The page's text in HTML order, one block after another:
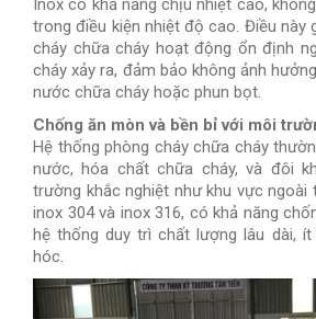
Inox có khả năng chịu nhiệt cao,
trong điều kiện nhiệt độ cao. Điều này
cháy chữa cháy hoạt động ổn định
cháy xảy ra, đảm bảo không ảnh
nước chữa cháy hoặc phun bọt.
Chống ăn mòn và bền bỉ với môi
Hệ thống phòng cháy chữa cháy
nước, hóa chất chữa cháy, và đôi
trường khắc nghiệt như khu vực ngoài
inox 304 và inox 316, có khả năng
hệ thống duy trì chất lượng lâu dài,
hóc.